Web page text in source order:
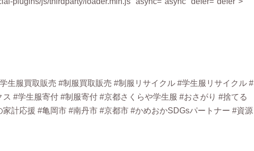
生服買取販売 #制服買取販売 #制服リサイクル #学生服リサイクル #
#学生服寄付 #制服寄付 #京都さくらや学生服 #おさがり #捨てる
計応援 #亀岡市 #南丹市 #京都市 #かめおかSDGsパートナー #資源